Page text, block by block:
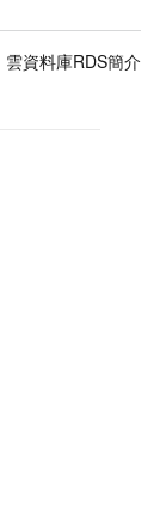
雲資料庫RDS簡介